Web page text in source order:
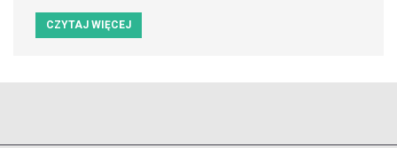
CZYTAJ WIĘCEJ